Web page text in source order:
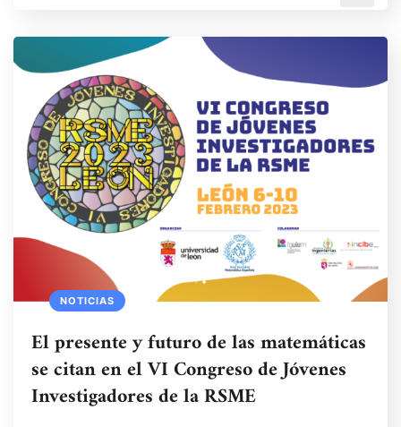
NOTICIAS
El presente y futuro de las matemáticas
se citan en el VI Congreso de Jóvenes
Investigadores de la RSME